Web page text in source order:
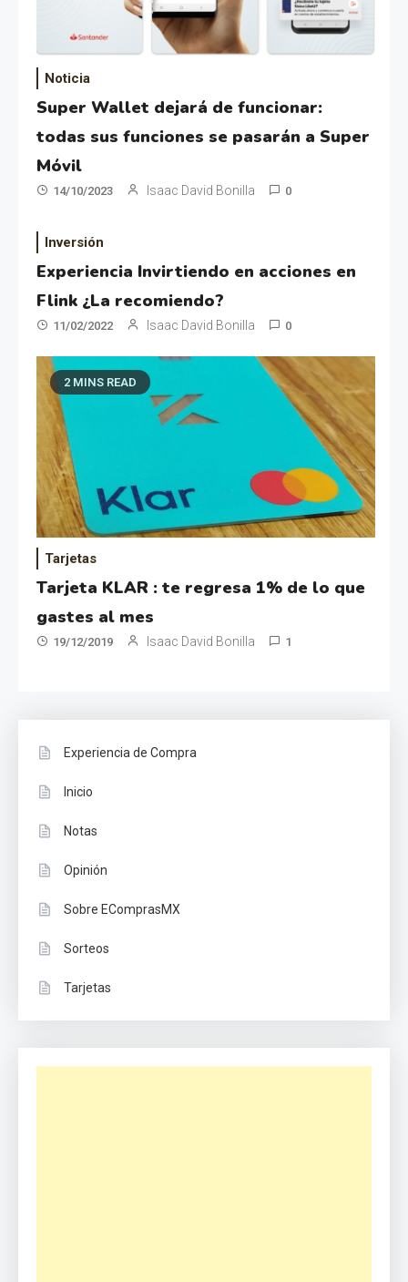
Noticia
Super Wallet dejará de funcionar:
todas sus funciones se pasarán a Super
Móvil
14/10/2023 Isaac David Bonilla 0
Inversión
Experiencia Invirtiendo en acciones en
Flink ¿La recomiendo?
11/02/2022 Isaac David Bonilla 0
2 MINS READ
Tarjetas
Tarjeta KLAR : te regresa 1% de lo que
gastes al mes
19/12/2019 Isaac David Bonilla 1
Experiencia de Compra
Inicio
Notas
Opinión
Sobre EComprasMX
Sorteos
Tarjetas